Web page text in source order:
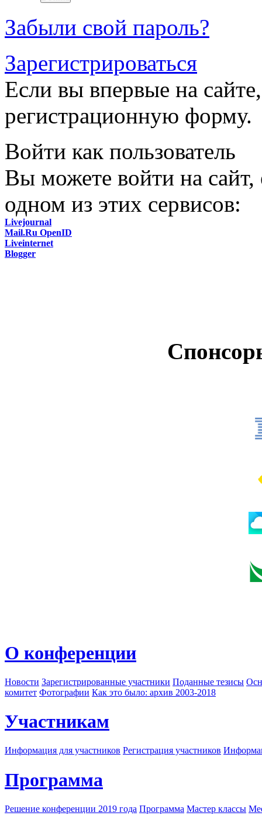
Забыли свой пароль?
Зарегистрироваться
Если вы впервые на
регистрационную форму.
Войти как пользователь
Вы можете войти на сайт,
одном из этих сервисов:
Livejournal
Mail.Ru OpenID
Liveinternet
Blogger
О конференции
Новости Зарегистрированные участники Поданные тезисы
комитет Фотографии Как это было: архив 2003-2018
Участникам
Информация для участников Регистрация участников
Программа
Решение конференции 2019 года Программа Мастер классы